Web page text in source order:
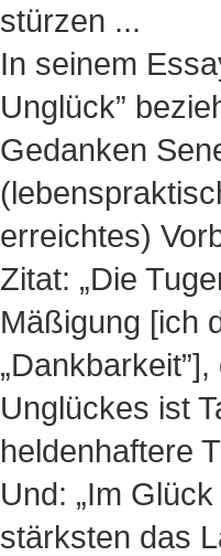
stürzen ...
In seinem
Unglück”
Gedanken
erreichtes)
Zitat: „Die
Mäßigung [ich
Unglückes ist
heldenhaftere
Und: „Im
stärksten das